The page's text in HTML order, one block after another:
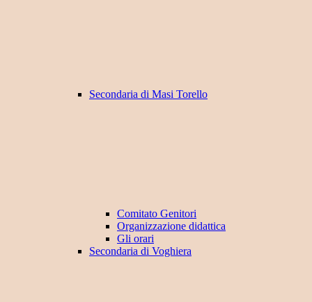
Secondaria di Masi Torello
Comitato Genitori
Organizzazione didattica
Gli orari
Secondaria di Voghiera